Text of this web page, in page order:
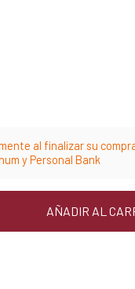
al finalizar su
y Personal Bank
AÑADIR AL